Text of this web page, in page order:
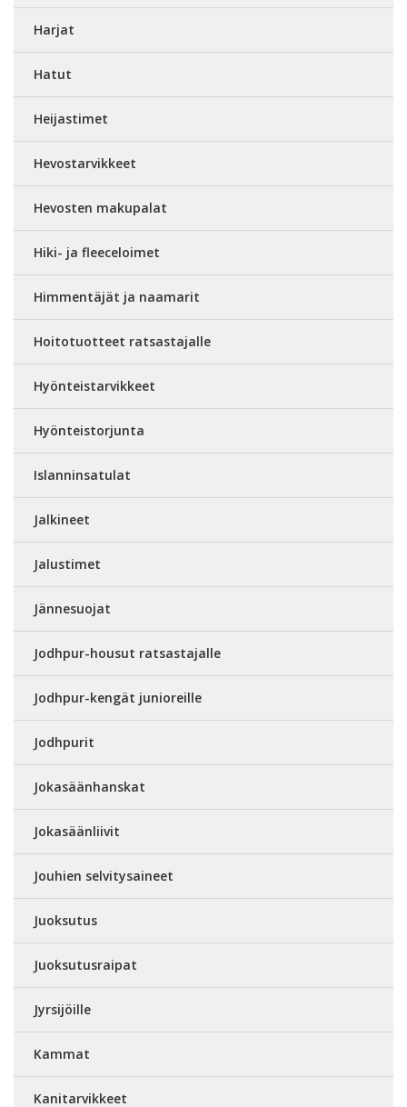
Harjat
Hatut
Heijastimet
Hevostarvikkeet
Hevosten makupalat
Hiki- ja fleeceloimet
Himmentäjät ja naamarit
Hoitotuotteet ratsastajalle
Hyönteistarvikkeet
Hyönteistorjunta
Islanninsatulat
Jalkineet
Jalustimet
Jännesuojat
Jodhpur-housut ratsastajalle
Jodhpur-kengät junioreille
Jodhpurit
Jokasäänhanskat
Jokasäänliivit
Jouhien selvitysaineet
Juoksutus
Juoksutusraipat
Jyrsijöille
Kammat
Kanitarvikkeet